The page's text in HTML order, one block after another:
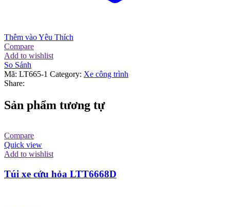
Thêm vào Yêu Thích
Compare
Add to wishlist
So Sánh
Mã: LT665-1 Category: Xe công trình
Share:
Sản phẩm tương tự
Compare
Quick view
Add to wishlist
Túi xe cứu hỏa LTT6668D